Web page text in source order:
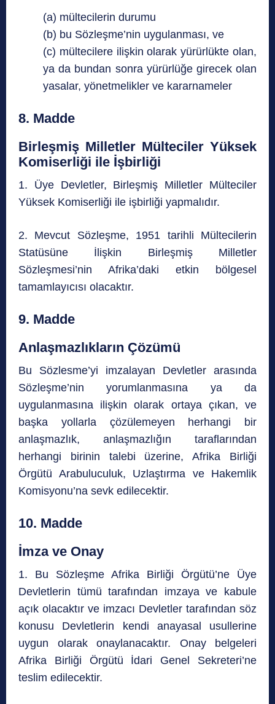
(a) mültecilerin durumu
(b) bu Sözleşme’nin uygulanması, ve
(c) mültecilere ilişkin olarak yürürlükte olan,
ya da bundan sonra yürürlüğe girecek olan
yasalar, yönetmelikler ve kararnameler
8. Madde
Birleşmiş Milletler Mülteciler Yüksek
Komiserliği ile İşbirliği
1. Üye Devletler, Birleşmiş Milletler Mülteciler
Yüksek Komiserliği ile işbirliği yapmalıdır.
2. Mevcut Sözleşme, 1951 tarihli Mültecilerin
Statüsüne İlişkin Birleşmiş Milletler
Sözleşmesi’nin Afrika’daki etkin bölgesel
tamamlayıcısı olacaktır.
9. Madde
Anlaşmazlıkların Çözümü
Bu Sözlesme’yi imzalayan Devletler arasında
Sözleşme’nin yorumlanmasına ya da
uygulanmasına ilişkin olarak ortaya çıkan, ve
başka yollarla çözülemeyen herhangi bir
anlaşmazlık, anlaşmazlığın taraflarından
herhangi birinin talebi üzerine, Afrika Birliği
Örgütü Arabuluculuk, Uzlaştırma ve Hakemlik
Komisyonu’na sevk edilecektir.
10. Madde
İmza ve Onay
1. Bu Sözleşme Afrika Birliği Örgütü’ne Üye
Devletlerin tümü tarafından imzaya ve kabule
açık olacaktır ve imzacı Devletler tarafından söz
konusu Devletlerin kendi anayasal usullerine
uygun olarak onaylanacaktır. Onay belgeleri
Afrika Birliği Örgütü İdari Genel Sekreteri’ne
teslim edilecektir.